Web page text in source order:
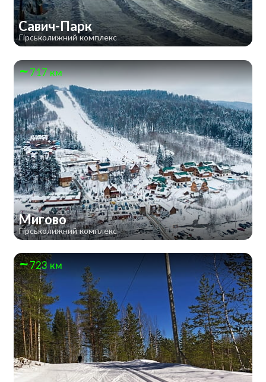
Савич-Парк
Гірськолижний комплекс
717 км
Мигово
Гірськолижний комплекс
723 км